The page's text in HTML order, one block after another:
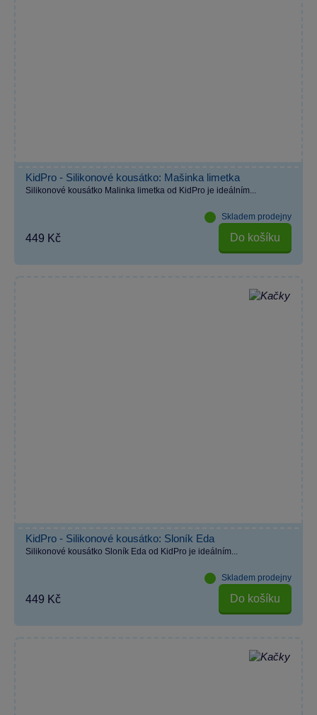
KidPro - Silikonové kousátko: Mašinka limetka
Silikonové kousátko Malinka limetka od KidPro je ideálním...
Skladem prodejny
449 Kč Do košíku
KidPro - Silikonové kousátko: Sloník Eda
Silikonové kousátko Sloník Eda od KidPro je ideálním...
Skladem prodejny
449 Kč Do košíku